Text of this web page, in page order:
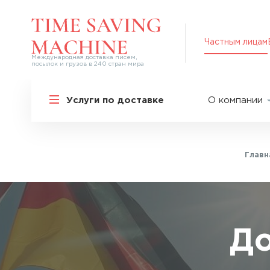
Международная доставка писем,
посылок и грузов в 240 стран мира
Частным лицам
Услуги по доставке
Международная доставка
Самые срочные тарифы
Перевозка специальных грузов
Дополнительные услуги
Популярные направления
О компании
Оплата
Упаковка